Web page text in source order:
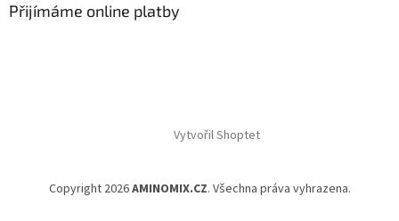
Přijímáme online platby
Vytvořil Shoptet
Copyright 2026AMINOMIX.CZ. Všechna práva vyhrazena.